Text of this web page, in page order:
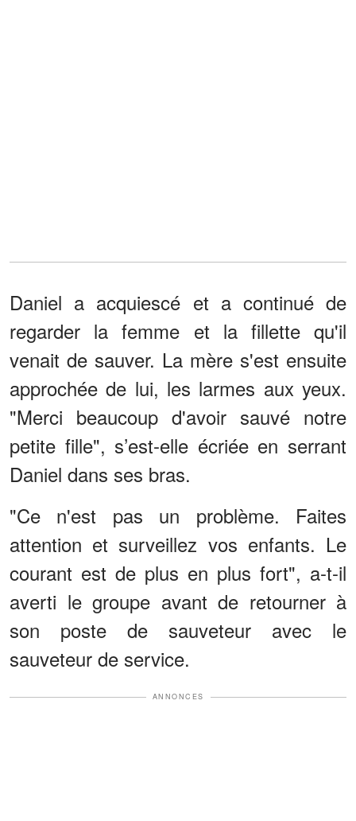
Daniel a acquiescé et a continué de
regarder la femme et la fillette qu'il
venait de sauver. La mère s'est ensuite
approchée de lui, les larmes aux yeux.
"Merci beaucoup d'avoir sauvé notre
petite fille", s’est-elle écriée en serrant
Daniel dans ses bras.
"Ce n'est pas un problème. Faites
attention et surveillez vos enfants. Le
courant est de plus en plus fort", a-t-il
averti le groupe avant de retourner à
son poste de sauveteur avec le
sauveteur de service.
ANNONCES